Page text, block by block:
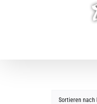
Sortieren nach